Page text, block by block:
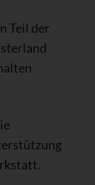
Teil der